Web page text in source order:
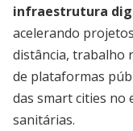
infraestrutura
acelerando
distância, trabalho
de plataformas
das smart cities no
sanitárias.